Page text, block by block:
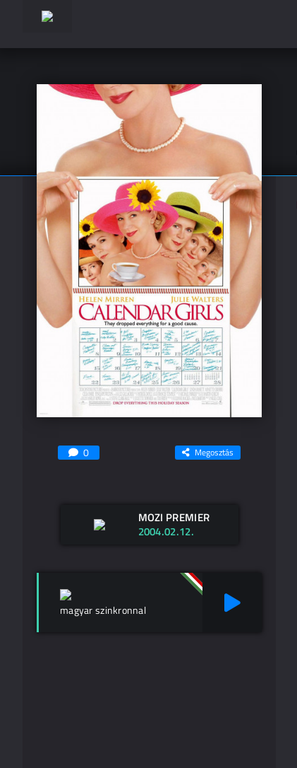
0 Megosztás
MOZI PREMIER
2004.02.12.
magyar szinkronnal